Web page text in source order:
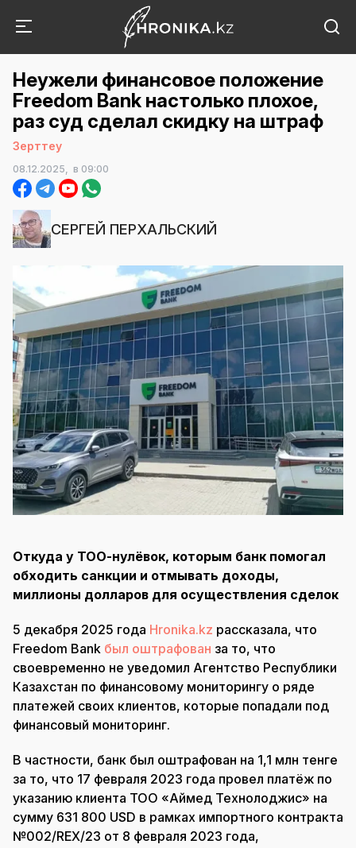
Неужели финансовое положение
Freedom Bank настолько плохое,
раз суд сделал скидку на штраф
Зерттеу
08.12.2025, в 09:00
СЕРГЕЙ ПЕРХАЛЬСКИЙ
Откуда у ТОО-нулёвок, которым банк помогал
обходить санкции и отмывать доходы,
миллионы долларов для осуществления сделок
5 декабря 2025 года Hronika.kz рассказала, что
Freedom Bank был оштрафован за то, что
своевременно не уведомил Агентство Республики
Казахстан по финансовому мониторингу о ряде
платежей своих клиентов, которые попадали под
финансовый мониторинг.
В частности, банк был оштрафован на 1,1 млн тенге
за то, что 17 февраля 2023 года провел платёж по
указанию клиента ТОО «Аймед Технолоджис» на
сумму 631 800 USD в рамках импортного контракта
№002/REX/23 от 8 февраля 2023 года,